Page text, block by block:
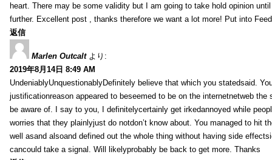
heart. There may be some validity but I am going to take hold opinion
further. Excellent post , thanks therefore we want a lot more! Put into
返信
Marlen Outcalt より:
2019年8月14日 8:49 AM
UndeniablyUnquestionablyDefinitely believe that which you statedsaid.
justificationreason appeared to beseemed to be on the internetnetweb
be aware of. I say to you, I definitelycertainly get irkedannoyed while
worries that they plainlyjust do notdon’t know about. You managed to hit
well asand alsoand defined out the whole thing without having side
cancould take a signal. Will likelyprobably be back to get more. Thanks